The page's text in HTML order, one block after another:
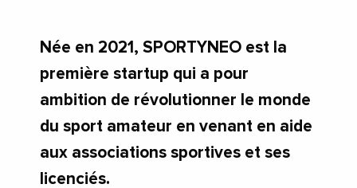
Née en 2021, SPORTYNEO est la
première startup qui a pour
ambition de révolutionner le monde
du sport amateur en venant en aide
aux associations sportives et ses
licenciés.